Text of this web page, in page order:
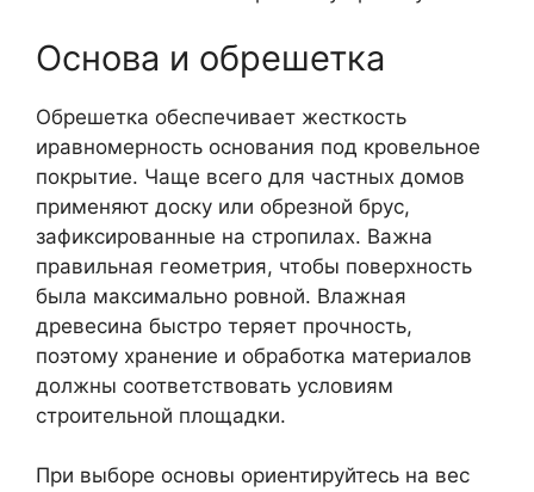
Основа и обрешетка
Обрешетка обеспечивает жесткость
иравномерность основания под кровельное
покрытие. Чаще всего для частных домов
применяют доску или обрезной брус,
зафиксированные на стропилах. Важна
правильная геометрия, чтобы поверхность
была максимально ровной. Влажная
древесина быстро теряет прочность,
поэтому хранение и обработка материалов
должны соответствовать условиям
строительной площадки.
При выборе основы ориентируйтесь на вес